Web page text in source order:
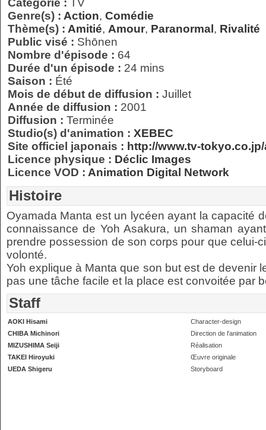
Catégorie : TV
Genre(s) : Action, Comédie
Thème(s) : Amitié, Amour, Paranormal , Rivalité
Public visé : Shōnen
Nombre d'épisode : 64
Durée d'un épisode : 24 mins
Saison : Été
Mois de début de diffusion : Juillet
Année de diffusion : 2001
Diffusion : Terminée
Studio(s) d'animation : XEBEC
Site officiel japonais : http://www.tv-
Licence physique : Déclic Images
Licence VOD : Animation Digital Network
Histoire
Oyamada Manta est un lycéen ayant la capacité
connaissance de Yoh Asakura, un shaman
prendre possession de son corps pour que celui-
volonté.
Yoh explique à Manta que son but est de devenir
pas une tâche facile et la place est convoitée par
Staff
AOKI Hisami
Character-design
CHIBA Michinori
Direction de l'animation
MIZUSHIMA Seiji
Réalisation
TAKEI Hiroyuki
Œuvre originale
UEDA Shigeru
Storyboard